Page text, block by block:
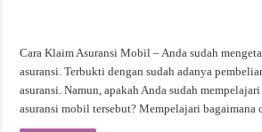
Cara Klaim Asuransi Mobil – Anda sudah
asuransi. Terbukti dengan sudah adanya
asuransi. Namun, apakah Anda sudah
asuransi mobil tersebut? Mempelajari bagaimana